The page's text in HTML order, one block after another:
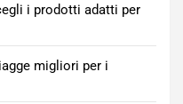
i prodotti adatti per
migliori per i